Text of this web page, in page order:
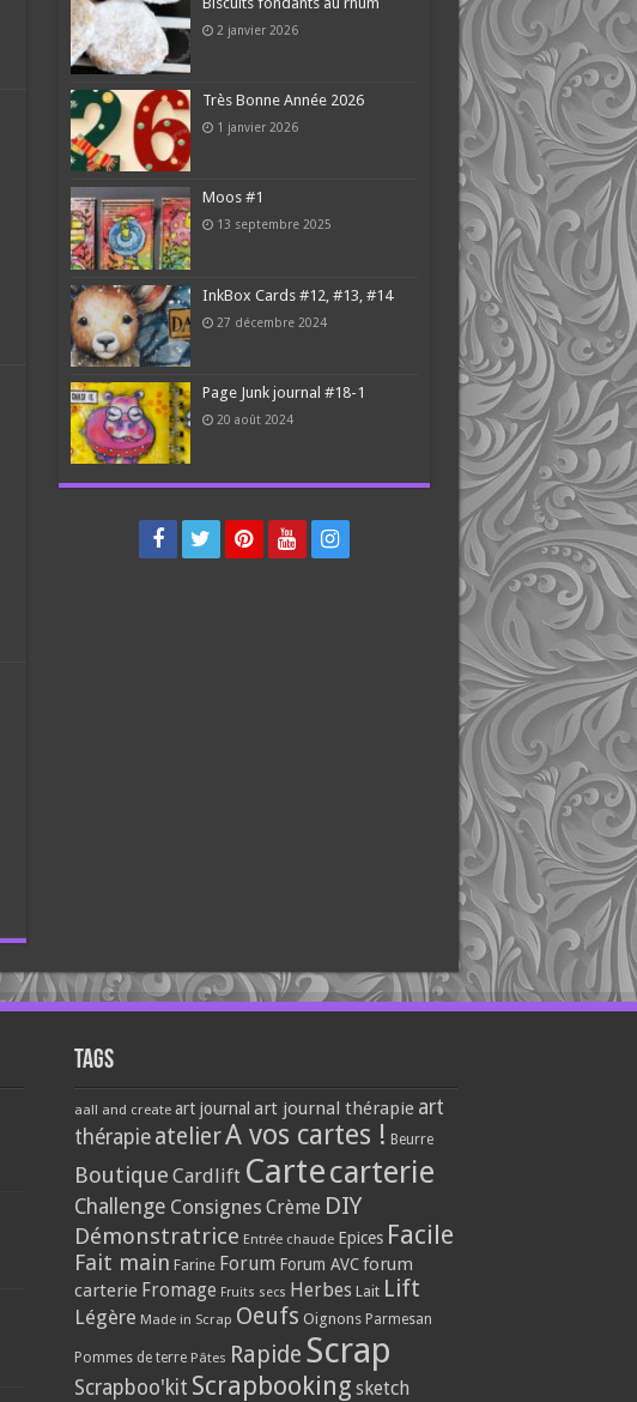
2 janvier 2026
Très Bonne Année 2026
1 janvier 2026
Moos #1
13 septembre 2025
InkBox Cards #12, #13, #14
27 décembre 2024
Page Junk journal #18-1
20 août 2024
Tags
aall and create art journal art journal thérapie art
thérapie atelierA vos cartes ! Beurre
Boutique Cardlift Cartecarterie
Challenge Consignes Crème DIY
Démonstratrice Entrée chaude Epices Facile
Fait main Farine Forum Forum AVCforum
carterie Fromage Fruits secs Herbes Lait Lift
Légère Made in Scrap Oeufs Oignons Parmesan
Pommes de terre Pâtes Rapide Scrap
Scrapboo'kit Scrapbooking sketch